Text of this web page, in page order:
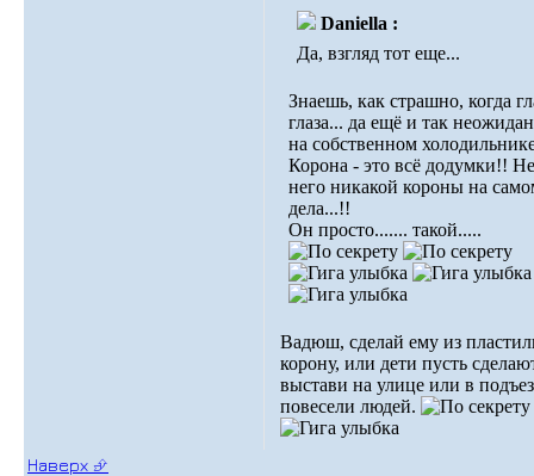
Daniella :
Да, взгляд тот еще...
Знаешь, как страшно, когда
глаза... да ещё и так
на собственном
Корона - это всё додумки!!
него никакой короны на
дела...!!
Он просто....... такой.....
Вадюш, сделай ему из
корону, или дети пусть
выстави на улице или в
повесели людей.
Наверх ⮵